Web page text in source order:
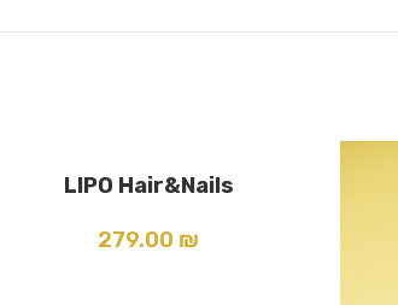
LIPO Hair&Nails
279.00 ₪